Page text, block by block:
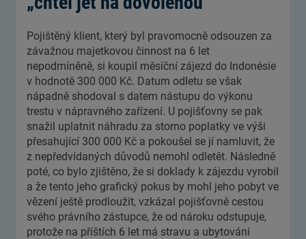
Pojištěný klient, který byl pravomocně odsouzen za
závažnou majetkovou činnost na 6 let
nepodmíněně, si koupil měsíční zájezd do Indonésie
v hodnotě 300 000 Kč. Datum odletu se však
nápadně shodoval s datem nástupu do výkonu
trestu v nápravného zařízení. U pojišťovny se pak
snažil uplatnit náhradu za storno poplatky ve výši
přesahující 300 000 Kč a pokoušel se jí namluvit, že
z nepředvídaných důvodů nemohl odletět. Následně
poté, co bylo zjištěno, že si doklady k zájezdu vyrobil
a že tento jeho grafický pokus by mohl jeho pobyt ve
vězení ještě prodloužit, vzkázal pojišťovně cestou
svého právního zástupce, že od nároku odstupuje,
protože na příštích 6 let má stravu a ubytování